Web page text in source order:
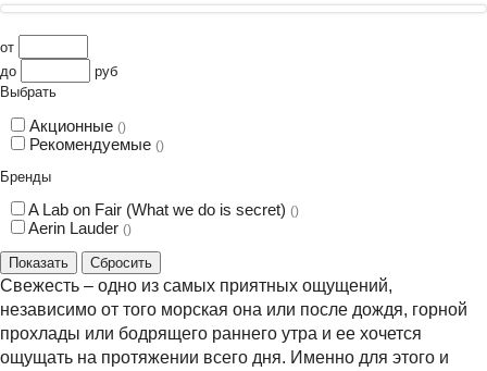
от
до
руб
Выбрать
Акционные ()
Рекомендуемые ()
Бренды
A Lab on Fair (What we do is secret) ()
Aerin Lauder ()
Свежесть – одно из самых приятных ощущений,
независимо от того морская она или после дождя, горной
прохлады или бодрящего раннего утра и ее хочется
ощущать на протяжении всего дня. Именно для этого и